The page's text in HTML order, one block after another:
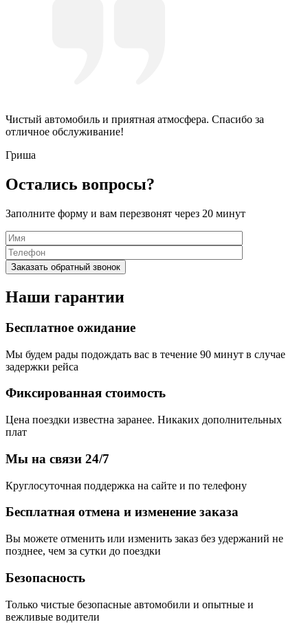
Чистый автомобиль и приятная атмосфера. Спасибо за
отличное обслуживание!
Гриша
Остались вопросы?
Заполните форму и вам перезвонят через 20 минут
Наши гарантии
Бесплатное ожидание
Мы будем рады подождать вас в течение 90 минут в случае
задержки рейса
Фиксированная стоимость
Цена поездки известна заранее. Никаких дополнительных
плат
Мы на связи 24/7
Круглосуточная поддержка на сайте и по телефону
Бесплатная отмена и изменение заказа
Вы можете отменить или изменить заказ без удержаний не
позднее, чем за сутки до поездки
Безопасность
Только чистые безопасные автомобили и опытные и
вежливые водители